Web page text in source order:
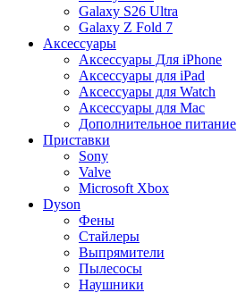
Galaxy S26 Ultra
Galaxy Z Fold 7
Аксессуары
Аксессуары Для iPhone
Аксессуары для iPad
Аксессуары для Watch
Аксессуары для Mac
Дополнительное питание
Приставки
Sony
Valve
Microsoft Xbox
Dyson
Фены
Стайлеры
Выпрямители
Пылесосы
Наушники